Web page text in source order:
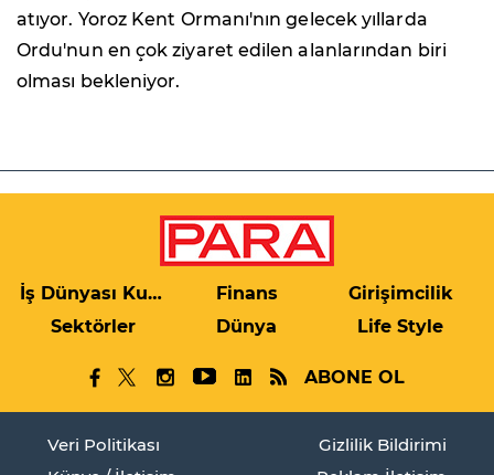
atıyor. Yoroz Kent Ormanı'nın gelecek yıllarda
Ordu'nun en çok ziyaret edilen alanlarından biri
olması bekleniyor.
İş Dünyası Kulis Finans
Girişimcilik
Sektörler
Dünya Life Style
ABONE OL
Veri Politikası
Gizlilik Bildirimi